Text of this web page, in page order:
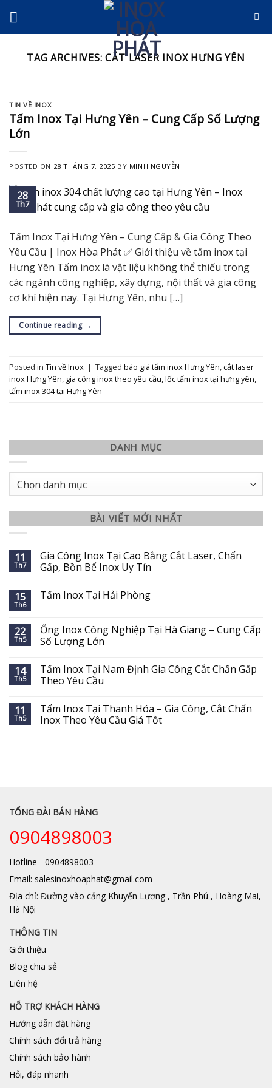
content
TAG ARCHIVES:CẮT LASER INOX HƯNG YÊN
TIN VỀ INOX
Tấm Inox Tại Hưng Yên – Cung Cấp Số Lượng
Lớn
POSTED ON 28 THÁNG 7, 2025 BY MINH NGUYỄN
28
Th7
Tấm Inox Tại Hưng Yên – Cung Cấp & Gia Công Theo
Yêu Cầu | Inox Hòa Phát ✅ Giới thiệu về tấm inox tại
Hưng Yên Tấm inox là vật liệu không thể thiếu trong
các ngành công nghiệp, xây dựng, nội thất và gia công
cơ khí hiện nay. Tại Hưng Yên, nhu […]
Continue reading →
Posted in Tin về Inox | Tagged báo giá tấm inox Hưng Yên,cắt laser
inox Hưng Yên, gia công inox theo yêu cầu,lốc tấm inox tại hưng yên,
tấm inox 304 tại Hưng Yên
DANH MỤC
Danh
mục
BÀI VIẾT MỚI NHẤT
11
Th7
Gia Công Inox Tại Cao Bằng Cắt Laser, Chấn
Gấp, Bồn Bể Inox Uy Tín
15
Th6
Tấm Inox Tại Hải Phòng
22
Th5
Ống Inox Công Nghiệp Tại Hà Giang – Cung Cấp
Số Lượng Lớn
14
Th5
Tấm Inox Tại Nam Định Gia Công Cắt Chấn Gấp
Theo Yêu Cầu
11
Th5
Tấm Inox Tại Thanh Hóa – Gia Công, Cắt Chấn
Inox Theo Yêu Cầu Giá Tốt
TỔNG ĐÀI BÁN HÀNG
0904898003
Hotline - 0904898003
Email: salesinoxhoaphat@gmail.com
Địa chỉ: Đường vào cảng Khuyến Lương , Trần Phú , Hoàng Mai,
Hà Nội
THÔNG TIN
Giới thiệu
Blog chia sẻ
Liên hệ
HỖ TRỢ KHÁCH HÀNG
Hướng dẫn đặt hàng
Chính sách đổi trả hàng
Chính sách bảo hành
Hỏi, đáp nhanh